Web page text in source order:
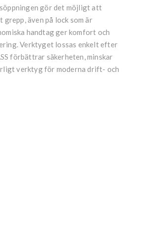
gör det möjligt att
även på lock som är
handtag ger komfort och
Verktyget lossas enkelt efter
förbättrar säkerheten, minskar
verktyg för moderna drift- och